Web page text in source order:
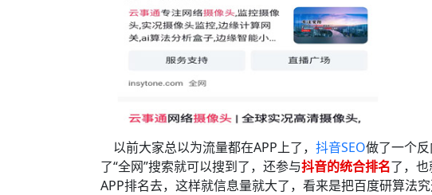
以前大家总以为流量都在APP上了， 抖音SEO做了一个
了“全网”搜索就可以搜到了，还参与抖音的统合排名了，
APP排名去，这样就信息量就大了，看来是把百度研算法